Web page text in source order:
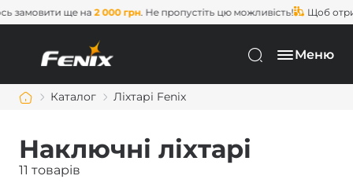
ще на2 000 грн. Не пропустіть цю можливість! Щоб
Меню
Каталог Ліхтарі Fenix
Наключні ліхтарі
11 товарів